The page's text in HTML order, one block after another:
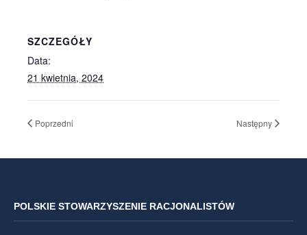
SZCZEGÓŁY
Data:
21 kwietnia, 2024
Poprzedni Następny
POLSKIE STOWARZYSZENIE RACJONALISTÓW